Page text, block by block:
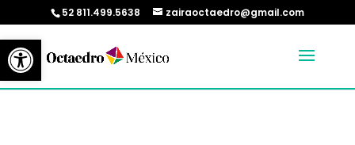
Abrir barra de herramientas
52 811.499.5638 zairaoctaedro@gmail.com